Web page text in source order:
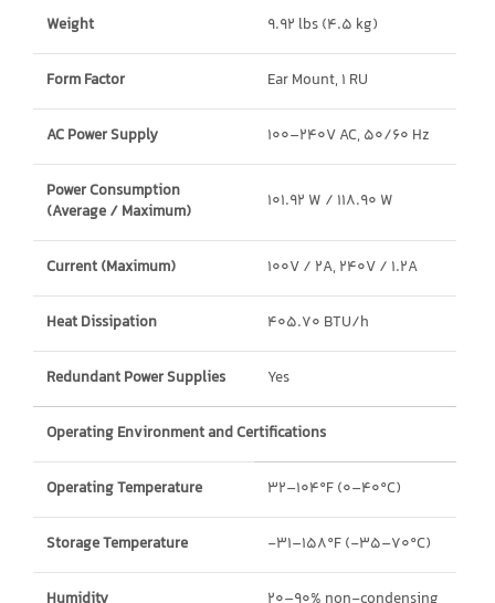
Weight 9.92 lbs (4.5 kg)
Form Factor Ear Mount, 1 RU
AC Power Supply 100–240V AC, 50/60 Hz
Power Consumption
(Average / Maximum)
101.92 W / 118.90 W
Current (Maximum) 100V / 2A, 240V / 1.2A
Heat Dissipation 405.70 BTU/h
Redundant Power Supplies Yes
Operating Environment and Certifications
Operating Temperature 32–104°F (0–40°C)
Storage Temperature -31–158°F (-35–70°C)